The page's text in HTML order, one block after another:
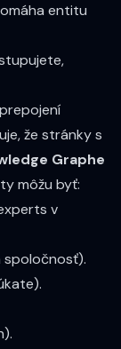
entitu
že stránky s
Graphe
môžu byť:
v
spoločnosť).